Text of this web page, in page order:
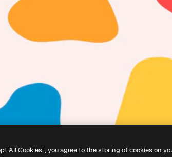
All Cookies”, you agree to the storing of cookies on